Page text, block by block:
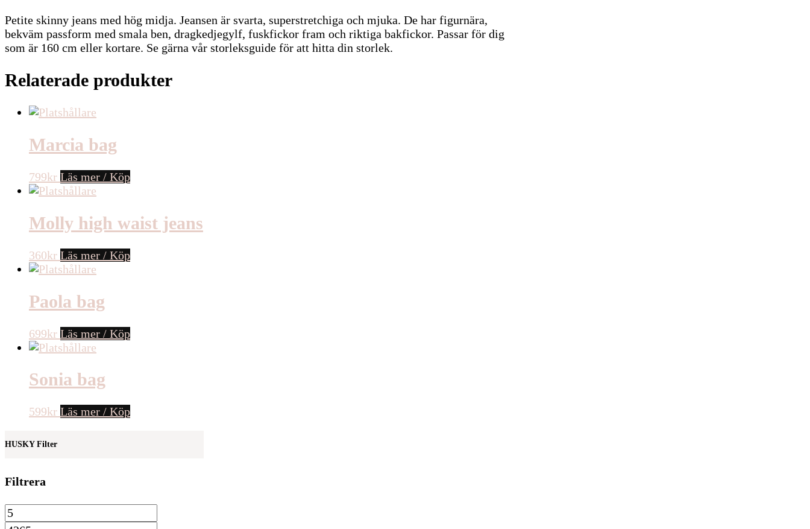
Petite skinny jeans med hög midja. Jeansen är svarta, superstretchiga och mjuka. De har figurnära,
bekväm passform med smala ben, dragkedjegylf, fuskfickor fram och riktiga bakfickor. Passar för dig
som är 160 cm eller kortare. Se gärna vår storleksguide för att hitta din storlek.
Relaterade produkter
Marcia bag
799kr Läs mer / Köp
Molly high waist jeans
360kr Läs mer / Köp
Paola bag
699kr Läs mer / Köp
Sonia bag
599kr Läs mer / Köp
HUSKY Filter
Filtrera